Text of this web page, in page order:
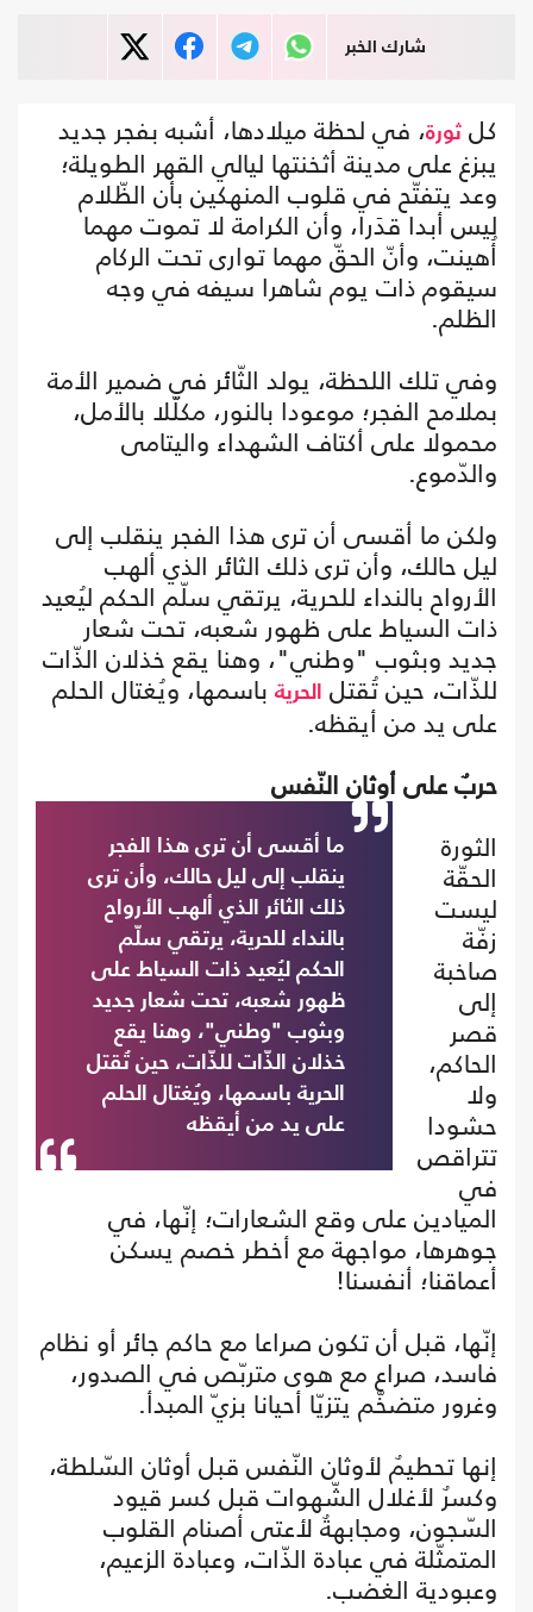
شارك الخبر
كل ثورة، في لحظة ميلادها، أشبه بفجر جديد
يبزغ على مدينة أثخنتها ليالي القهر الطويلة؛
وعد يتفتّح في قلوب المنهكين بأن الظّلام
ليس أبدا قدَرا، وأن الكرامة لا تموت مهما
أُهينت، وأنّ الحقّ مهما توارى تحت الركام
سيقوم ذات يوم شاهرا سيفه في وجه
الظلم.
وفي تلك اللحظة، يولد الثّائر في ضمير الأمة
بملامح الفجر؛ موعودا بالنور، مكلّلا بالأمل،
محمولا على أكتاف الشهداء واليتامى
والدّموع.
ولكن ما أقسى أن ترى هذا الفجر ينقلب إلى
ليل حالك، وأن ترى ذلك الثائر الذي ألهب
الأرواح بالنداء للحرية، يرتقي سلّم الحكم ليُعيد
ذات السياط على ظهور شعبه، تحت شعار
جديد وبثوب "وطني"، وهنا يقع خذلان الذّات
للذّات، حين تُقتل الحرية باسمها، ويُغتال الحلم
على يد من أيقظه.
حربٌ على أوثان النّفس
ما أقسى أن ترى هذا الفجر
ينقلب إلى ليل حالك، وأن ترى
ذلك الثائر الذي ألهب الأرواح
بالنداء للحرية، يرتقي سلّم
الحكم ليُعيد ذات السياط على
ظهور شعبه، تحت شعار جديد
وبثوب "وطني"، وهنا يقع
خذلان الذّات للذّات، حين تُقتل
الحرية باسمها، ويُغتال الحلم
على يد من أيقظه
الثورة
الحقّة
ليست
زفّة
صاخبة
إلى
قصر
الحاكم،
ولا
حشودا
تتراقص
في
الميادين على وقع الشعارات؛ إنّها، في
جوهرها، مواجهة مع أخطر خصم يسكن
أعماقنا؛ أنفسنا!
إنّها، قبل أن تكون صراعا مع حاكم جائر أو نظام
فاسد، صراع مع هوى متربّص في الصدور،
وغرور متضخّم يتزيّا أحيانا بزيّ المبدأ.
إنها تحطيمٌ لأوثان النّفس قبل أوثان السّلطة،
وكسرٌ لأغلال الشّهوات قبل كسر قيود
السّجون، ومجابهةٌ لأعتى أصنام القلوب
المتمثّلة في عبادة الذّات، وعبادة الزعيم،
وعبودية الغضب.